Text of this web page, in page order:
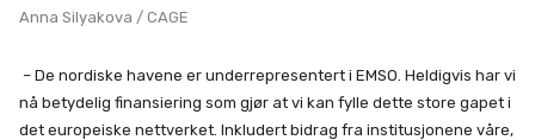
Anna Silyakova / CAGE
– De nordiske havene er underrepresentert i EMSO. Heldigvis har vi
nå betydelig finansiering som gjør at vi kan fylle dette store gapet i
det europeiske nettverket. Inkludert bidrag fra institusjonene våre,